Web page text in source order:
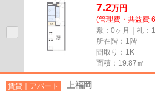
7.2万円
(管理費・共益費
敷：0ヶ月｜礼：
所在階：1階
間取り：1K
面積：19.87㎡
賃貸｜アパート 上福岡